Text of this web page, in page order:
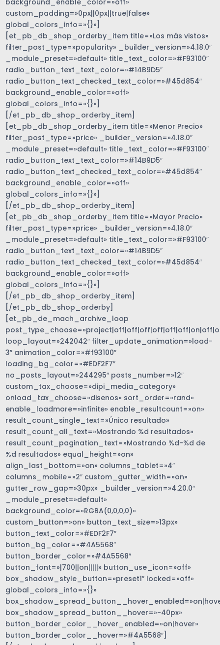
background_enable_color=»off»
custom_padding=»0px||0px||true|false»
global_colors_info=»{}»]
[et_pb_db_shop_orderby_item title=»Los más vistos»
filter_post_type=»popularity» _builder_version=»4.18.0″
_module_preset=»default» title_text_color=»#F93100″
radio_button_text_text_color=»#14B9D5″
radio_button_text_checked_text_color=»#45d854″
background_enable_color=»off»
global_colors_info=»{}»]
[/et_pb_db_shop_orderby_item]
[et_pb_db_shop_orderby_item title=»Menor Precio»
filter_post_type=»price» _builder_version=»4.18.0″
_module_preset=»default» title_text_color=»#F93100″
radio_button_text_text_color=»#14B9D5″
radio_button_text_checked_text_color=»#45d854″
background_enable_color=»off»
global_colors_info=»{}»]
[/et_pb_db_shop_orderby_item]
[et_pb_db_shop_orderby_item title=»Mayor Precio»
filter_post_type=»price» _builder_version=»4.18.0″
_module_preset=»default» title_text_color=»#F93100″
radio_button_text_text_color=»#14B9D5″
radio_button_text_checked_text_color=»#45d854″
background_enable_color=»off»
global_colors_info=»{}»]
[/et_pb_db_shop_orderby_item]
[/et_pb_db_shop_orderby]
[et_pb_de_mach_archive_loop
loop_layout=»242042″ filter_update_animation=»load-
3″ animation_color=»#f93100″
loading_bg_color=»#EDF2F7″
no_posts_layout=»244295″ posts_number=»12″
custom_tax_choose=»dipi_media_category»
onload_tax_choose=»disenos» sort_order=»rand»
enable_loadmore=»infinite» enable_resultcount=»on»
result_count_single_text=»Único resultado»
result_count_all_text=»Mostrando %d resultados»
result_count_pagination_text=»Mostrando %d-%d de
%d resultados» equal_height=»on»
align_last_bottom=»on» columns_tablet=»4″
columns_mobile=»2″ custom_gutter_width=»on»
gutter_row_gap=»30px» _builder_version=»4.20.0″
_module_preset=»default»
background_color=»RGBA(0,0,0,0)»
custom_button=»on» button_text_size=»13px»
button_text_color=»#EDF2F7″
button_bg_color=»#4A5568″
button_border_color=»#4A5568″
button_font=»|700||on|||||» button_use_icon=»off»
box_shadow_style_button=»preset1″ locked=»off»
global_colors_info=»{}»
box_shadow_spread_button__hover=»-40px»
button_border_color__hover_enabled=»on|hover»
button_border_color__hover=»#4A5568″]